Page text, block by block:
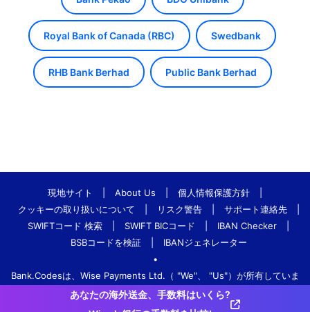
Royal Bank of Canada (RBC) Swedbank
RHB Bank Berhad Public Bank Berhad
現地サイト About Us 個人情報保護方針
クッキーの取り扱いについて
リスク警告 サポート連絡先
SWIFTコード 検索
SWIFT BICコード IBAN Checker
BSBコードを検証
IBANジェネレーター
•
Bank.Codesは、Wise Payments Ltd.（ "We"、 "Us"）が所有していま
す。
あなたの海外送金、手数料はいくら?